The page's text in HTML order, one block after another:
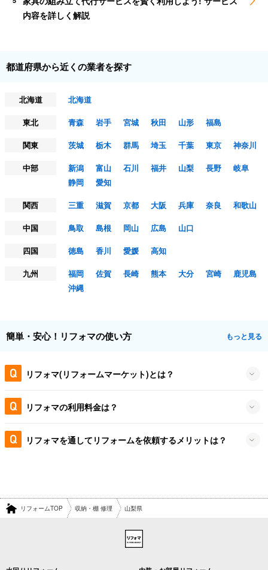
内容を詳しく解説
都道府県から近くの業者を探す
北海道
北海道
東北
青森 岩手 宮城 秋田 山形
福島
関東
茨城 栃木 群馬 埼玉 千葉 東京
神奈川
中部
新潟 富山 石川 福井 山梨 長野
岐阜
静岡
愛知
関西
三重 滋賀 京都 大阪 兵庫 奈良
和歌山
中国
鳥取 島根 岡山 広島
山口
四国
徳島 香川 愛媛
高知
九州
福岡 佐賀 長崎 熊本 大分 宮崎
鹿児島
沖縄
簡単・安心！リフォマの使い方 もっと見る
リフォマ(リフォームマーケット)とは？
リフォマの利用料金は？
リフォマを通してリフォームを依頼するメリットは？
リフォームTOP 収納・棚 修理 山梨県